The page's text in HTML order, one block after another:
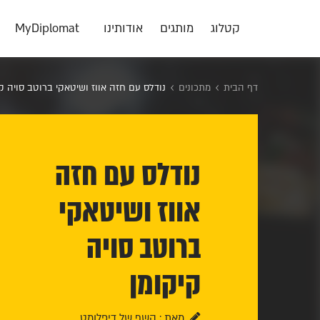
קטלוג מותגים אודותינו MyDiplomat
דף הבית מתכונים נודלס עם חזה אווז ושיטאקי ברוטב סויה
נודלס עם חזה
אווז ושיטאקי
ברוטב סויה
קיקומן